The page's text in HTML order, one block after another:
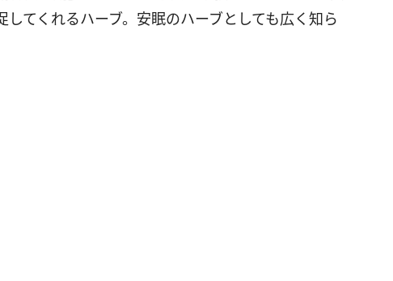
てくれるハーブ。安眠のハーブとしても広く知ら